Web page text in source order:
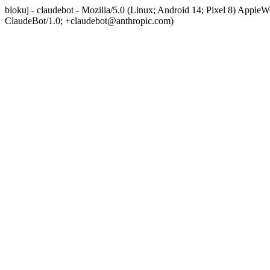
blokuj - claudebot - Mozilla/5.0 (Linux; Android 14; Pixel 8)
ClaudeBot/1.0; +claudebot@anthropic.com)